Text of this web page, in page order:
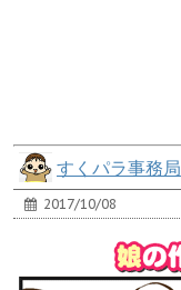
すくパラ事務局
2017/10/08